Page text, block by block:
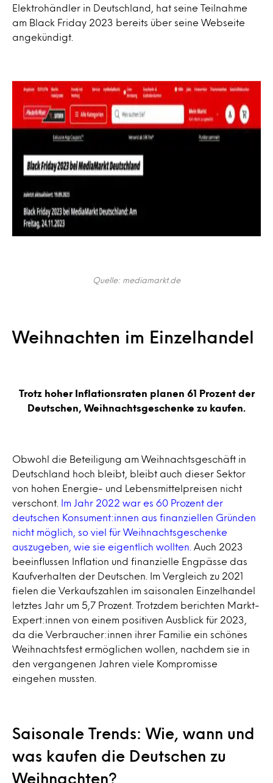
Elektrohändler in Deutschland, hat seine Teilnahme
am Black Friday 2023 bereits über seine Webseite
angekündigt.
Quelle: mediamarkt.de
Weihnachten im Einzelhandel
Trotz hoher Inflationsraten planen 61 Prozent der
Deutschen, Weihnachtsgeschenke zu kaufen.
Obwohl die Beteiligung am Weihnachtsgeschäft in
Deutschland hoch bleibt, bleibt auch dieser Sektor
von hohen Energie- und Lebensmittelpreisen nicht
verschont.
Im Jahr 2022 war es 60 Prozent der
deutschen Konsument:innen aus finanziellen Gründen
nicht möglich, so viel für Weihnachtsgeschenke
auszugeben, wie sie eigentlich wollten.
Auch 2023
beeinflussen Inflation und finanzielle Engpässe das
Kaufverhalten der Deutschen. Im Vergleich zu 2021
fielen die Verkaufszahlen im saisonalen Einzelhandel
letztes Jahr um 5,7 Prozent. Trotzdem berichten Markt-
Expert:innen von einem positiven Ausblick für 2023,
da die Verbraucher:innen ihrer Familie ein schönes
Weihnachtsfest ermöglichen wollen, nachdem sie in
den vergangenen Jahren viele Kompromisse
eingehen mussten.
Saisonale Trends: Wie, wann und
was kaufen die Deutschen zu
Weihnachten?